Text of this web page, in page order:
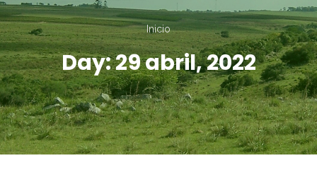
Inicio
Day:29 abril, 2022